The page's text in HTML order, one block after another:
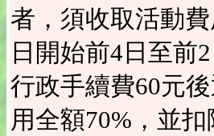
者，須收取活動
日開始前4日至前
行政手續費60元
用全額70%，並